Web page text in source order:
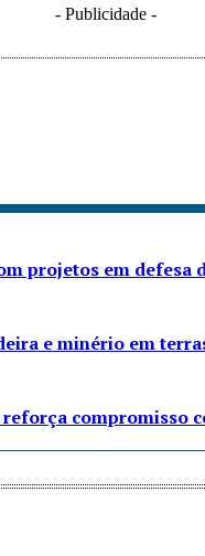
- Publicidade -
projetos em defesa
e minério em